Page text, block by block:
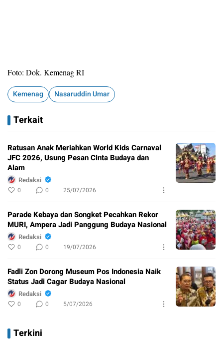
Foto: Dok. Kemenag RI
Kemenag Nasaruddin Umar
Terkait
Ratusan Anak Meriahkan World Kids Carnaval
JFC 2026, Usung Pesan Cinta Budaya dan
Alam
Redaksi
0 0 25/07/2026
Parade Kebaya dan Songket Pecahkan Rekor
MURI, Ampera Jadi Panggung Budaya Nasional
Redaksi
0 0 19/07/2026
Fadli Zon Dorong Museum Pos Indonesia Naik
Status Jadi Cagar Budaya Nasional
Redaksi
0 0 5/07/2026
Terkini